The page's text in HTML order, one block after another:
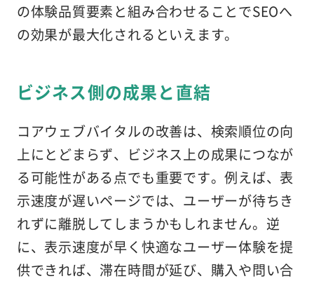
の体験品質要素と組み合わせることでSEOへ
の効果が最大化されるといえます。
ビジネス側の成果と直結
コアウェブバイタルの改善は、検索順位の向
上にとどまらず、ビジネス上の成果につなが
る可能性がある点でも重要です。例えば、表
示速度が遅いページでは、ユーザーが待ちき
れずに離脱してしまうかもしれません。逆
に、表示速度が早く快適なユーザー体験を提
供できれば、滞在時間が延び、購入や問い合